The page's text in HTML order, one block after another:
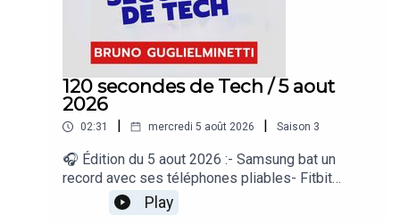
120 secondes de Tech / 5 aout
2026
02:31 mercredi 5 août 2026 Saison 3
🎧 Édition du 5 aout 2026 :- Samsung bat un
record avec ses téléphones pliables- Fitbit
synchronise enfin ses données avec Apple
Santé- Apple prépare un copier-coller entre
Play